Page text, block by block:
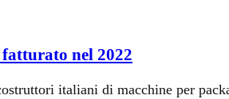
nel 2022
italiani di macchine per